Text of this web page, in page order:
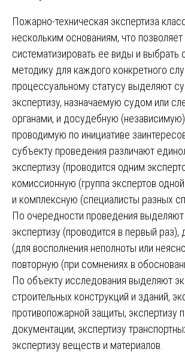
Пожарно-техническая экспертиза
нескольким основаниям, что позволяет
систематизировать ее виды и выбрать
методику для каждого конкретного
процессуальному статусу выделяют
экспертизу, назначаемую судом или
органами, и досудебную (независимую)
проводимую по инициативе
субъекту проведения различают
экспертизу (проводится одним
комиссионную (группа экспертов
и комплексную (специалисты разных
По очередности проведения
экспертизу (проводится в первый раз),
(для восполнения неполноты или
повторную (при сомнениях в
По объекту исследования выделяют
строительных конструкций и зданий,
противопожарной защиты, экспертизу
документации, экспертизу
экспертизу веществ и материалов.